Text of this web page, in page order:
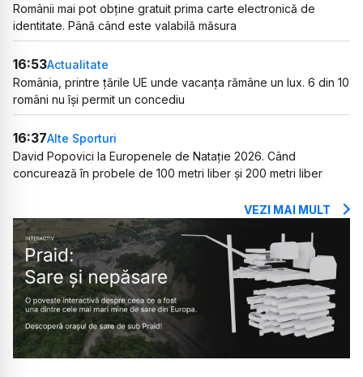
Românii mai pot obține gratuit prima carte electronică de
identitate. Până când este valabilă măsura
16:53Actualitate
România, printre țările UE unde vacanța rămâne un lux. 6 din 10
români nu își permit un concediu
16:37Alte Sporturi
David Popovici la Europenele de Natație 2026. Când
concurează în probele de 100 metri liber și 200 metri liber
VEZI MAI MULT